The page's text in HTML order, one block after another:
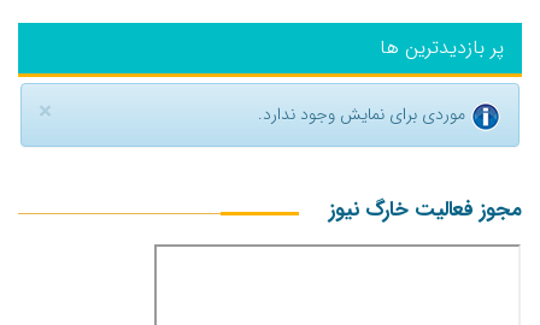
پر بازدیدترین ها
× موردی برای نمایش وجود ندارد.
مجوز فعالیت خارگ نیوز